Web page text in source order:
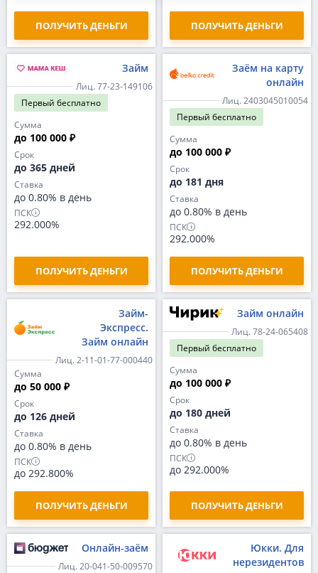
ПОЛУЧИТЬ ДЕНЬГИ ПОЛУЧИТЬ ДЕНЬГИ
Займ
Лиц. 77-23-149106
Первый бесплатно
Сумма
до 100 000 ₽
Срок
до 365 дней
Ставка
до 0.80% в день
ПСК
292.000%
ПОЛУЧИТЬ ДЕНЬГИ
Заём на карту
онлайн
Лиц. 2403045010054
Первый бесплатно
Сумма
до 100 000 ₽
Срок
до 181 дня
Ставка
до 0.80% в день
ПСК
292.000%
ПОЛУЧИТЬ ДЕНЬГИ
Займ-
Экспресс.
Займ онлайн
Лиц. 2-11-01-77-000440
Сумма
до 50 000 ₽
Срок
до 126 дней
Ставка
до 0.80% в день
ПСК
до 292.800%
ПОЛУЧИТЬ ДЕНЬГИ
Займ онлайн
Лиц. 78-24-065408
Первый бесплатно
Сумма
до 100 000 ₽
Срок
до 180 дней
Ставка
до 0.80% в день
ПСК
до 292.000%
ПОЛУЧИТЬ ДЕНЬГИ
Онлайн-заём
Лиц. 20-041-50-009570
Юкки. Для
нерезидентов